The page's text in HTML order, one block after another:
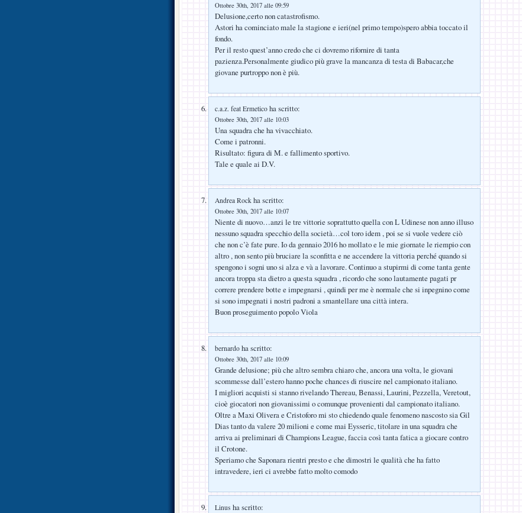
Ottobre 30th, 2017 alle 09:59
Delusione,certo non catastrofismo.
Astori ha cominciato male la stagione e ieri(nel primo tempo)spero abbia toccato il
fondo.
Per il resto quest’anno credo che ci dovremo rifornire di tanta
pazienza.Personalmente giudico più grave la mancanza di testa di Babacar,che
giovane purtroppo non è più.
c.a.z. feat Ermetico ha scritto:
Ottobre 30th, 2017 alle 10:03
Una squadra che ha vivacchiato.
Come i patronni.
Risultato: figura di M. e fallimento sportivo.
Tale e quale ai D.V.
Andrea Rock ha scritto:
Ottobre 30th, 2017 alle 10:07
Niente di nuovo…anzi le tre vittorie soprattutto quella con L Udinese non anno illuso
nessuno squadra specchio della società…col toro idem , poi se si vuole vedere ciò
che non c’è fate pure. Io da gennaio 2016 ho mollato e le mie giornate le riempio con
altro , non sento più bruciare la sconfitta e ne accendere la vittoria perché quando si
spengono i sogni uno si alza e và a lavorare. Continuo a stupirmi di come tanta gente
ancora troppa sta dietro a questa squadra , ricordo che sono lautamente pagati pr
correre prendere botte e impegnarsi , quindi per me è normale che si inpegnino come
si sono impegnati i nostri padroni a smantellare una città intera.
Buon proseguimento popolo Viola
bernardo ha scritto:
Ottobre 30th, 2017 alle 10:09
Grande delusione; più che altro sembra chiaro che, ancora una volta, le giovani
scommesse dall’estero hanno poche chances di riuscire nel campionato italiano.
I migliori acquisti si stanno rivelando Thereau, Benassi, Laurini, Pezzella, Veretout,
cioè giocatori non giovanissimi o comunque provenienti dal campionato italiano.
Oltre a Maxi Olivera e Cristoforo mi sto chiedendo quale fenomeno nascosto sia Gil
Dias tanto da valere 20 milioni e come mai Eysseric, titolare in una squadra che
arriva ai preliminari di Champions League, faccia così tanta fatica a giocare contro
il Crotone.
Speriamo che Saponara rientri presto e che dimostri le qualità che ha fatto
intravedere, ieri ci avrebbe fatto molto comodo
Linus ha scritto: